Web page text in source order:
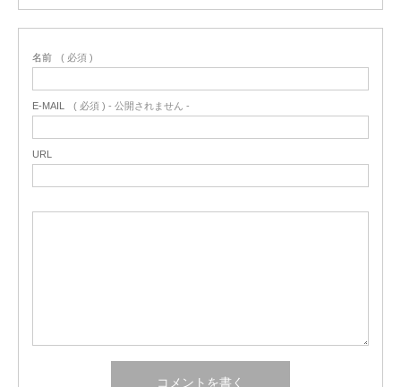
名前 ( 必須 )
E-MAIL ( 必須 ) - 公開されません -
URL